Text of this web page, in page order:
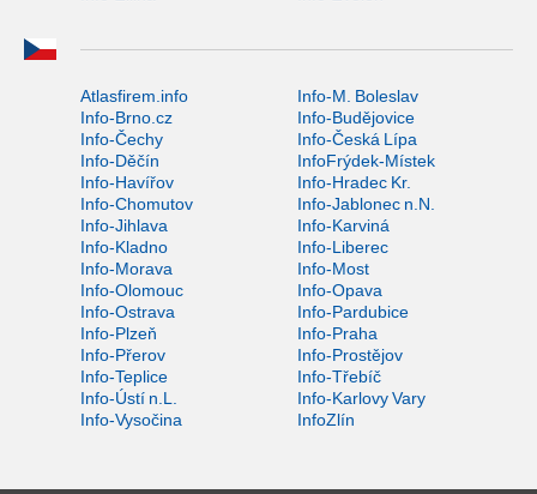
Atlasfirem.info
Info-M. Boleslav
Info-Brno.cz
Info-Budějovice
Info-Čechy
Info-Česká Lípa
Info-Děčín
InfoFrýdek-Místek
Info-Havířov
Info-Hradec Kr.
Info-Chomutov
Info-Jablonec n.N.
Info-Jihlava
Info-Karviná
Info-Kladno
Info-Liberec
Info-Morava
Info-Most
Info-Olomouc
Info-Opava
Info-Ostrava
Info-Pardubice
Info-Plzeň
Info-Praha
Info-Přerov
Info-Prostějov
Info-Teplice
Info-Třebíč
Info-Ústí n.L.
Info-Karlovy Vary
Info-Vysočina
InfoZlín